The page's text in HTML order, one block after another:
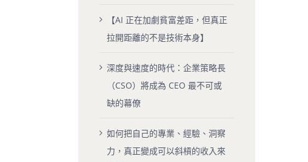
【AI 正在加劇貧富差距，但真正
拉開距離的不是技術本身】
深度與速度的時代：企業策略長
（CSO）將成為 CEO 最不可或
缺的幕僚
如何把自己的專業、經驗、洞察
力，真正變成可以斜槓的收入來